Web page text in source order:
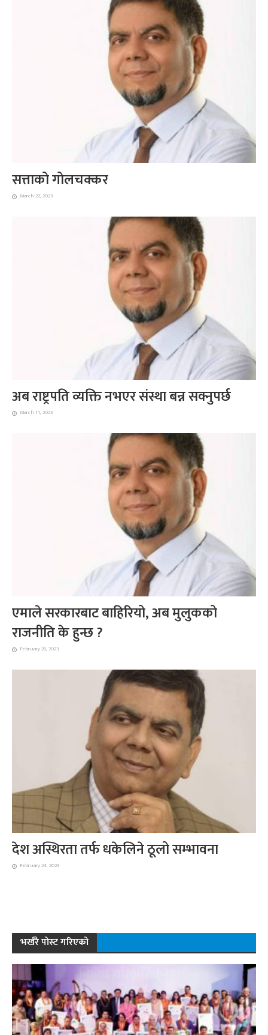
सत्ताको गोलचक्कर
March 22, 2023
अब राष्ट्रपति व्यक्ति नभएर संस्था बन्न सक्नुपर्छ
March 11, 2023
एमाले सरकारबाट बाहिरियो, अब मुलुकको
राजनीति के हुन्छ ?
February 28, 2023
देश अस्थिरता तर्फ धकेलिने ठूलो सम्भावना
February 24, 2023
भर्खरै पोस्ट गरिएको